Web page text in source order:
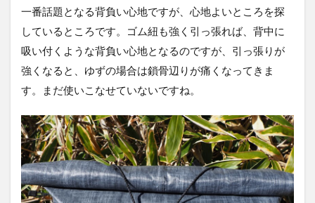
一番話題となる背負い心地ですが、心地よいところを探
しているところです。ゴム紐も強く引っ張れば、背中に
吸い付くような背負い心地となるのですが、引っ張りが
強くなると、ゆずの場合は鎖骨辺りが痛くなってきま
す。まだ使いこなせていないですね。